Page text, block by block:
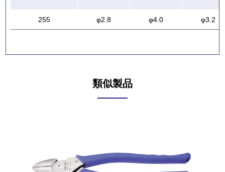
255 φ2.8 φ4.0 φ3.2
類似製品